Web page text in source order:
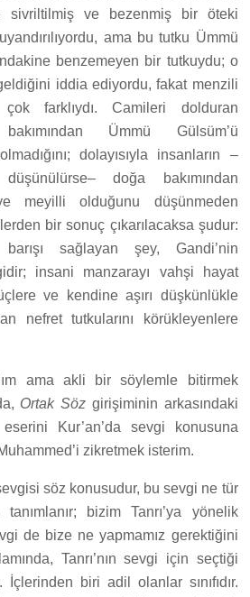
sivriltilmiş ve bezenmiş bir öteki
ama bu tutku Ümmü
benzemeyen bir tutkuydu; o
iddia ediyordu, fakat menzili
çok farklıydı. Camileri dolduran
Ümmü Gülsüm’ü
dolayısıyla insanların –
düşünülürse– doğa bakımından
meyilli olduğunu düşünmeden
bir sonuç çıkarılacaksa şudur:
sağlayan şey, Gandi’nin
insani manzarayı vahşi hayat
ve kendine aşırı düşkünlükle
nefret tutkularını körükleyenlere
ama akli bir söylemle bitirmek
Ortak Söz girişiminin arkasındaki
Kur’an’da sevgi konusuna
zikretmek isterim.
söz konusudur, bu sevgi ne tür
bizim Tanrı’ya yönelik
de bize ne yapmamız gerektiğini
Tanrı’nın sevgi için seçtiği
İçlerinden biri adil olanlar sınıfıdır.